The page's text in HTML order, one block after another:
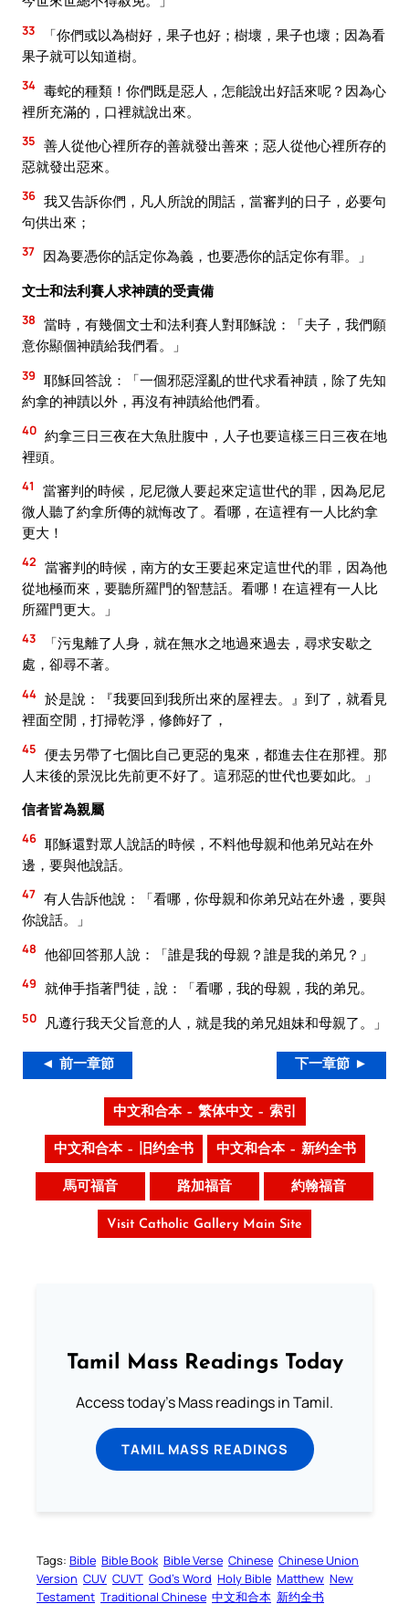
33
「你們或以為樹好，果子也好；樹壞，果子也壞；因為看
果子就可以知道樹。
34 毒蛇的種類！你們既是惡人，怎能說出好話來呢？因為心
裡所充滿的，口裡就說出來。
35 善人從他心裡所存的善就發出善來；惡人從他心裡所存的
惡就發出惡來。
36 我又告訴你們，凡人所說的閒話，當審判的日子，必要句
句供出來；
37 因為要憑你的話定你為義，也要憑你的話定你有罪。」
文士和法利賽人求神蹟的受責備
38 當時，有幾個文士和法利賽人對耶穌說：「夫子，我們願
意你顯個神蹟給我們看。」
39 耶穌回答說：「一個邪惡淫亂的世代求看神蹟，除了先知
約拿的神蹟以外，再沒有神蹟給他們看。
40 約拿三日三夜在大魚肚腹中，人子也要這樣三日三夜在地
裡頭。
41
當審判的時候，尼尼微人要起來定這世代的罪，因為尼尼
微人聽了約拿所傳的就悔改了。看哪，在這裡有一人比約拿
更大！
42 當審判的時候，南方的女王要起來定這世代的罪，因為他
從地極而來，要聽所羅門的智慧話。看哪！在這裡有一人比
所羅門更大。」
43
「污鬼離了人身，就在無水之地過來過去，尋求安歇之
處，卻尋不著。
44 於是說：『我要回到我所出來的屋裡去。』到了，就看見
裡面空閒，打掃乾淨，修飾好了，
45 便去另帶了七個比自己更惡的鬼來，都進去住在那裡。那
人末後的景況比先前更不好了。這邪惡的世代也要如此。」
信者皆為親屬
46 耶穌還對眾人說話的時候，不料他母親和他弟兄站在外
邊，要與他說話。
47 有人告訴他說：「看哪，你母親和你弟兄站在外邊，要與
你說話。」
48 他卻回答那人說：「誰是我的母親？誰是我的弟兄？」
49 就伸手指著門徒，說：「看哪，我的母親，我的弟兄。
50 凡遵行我天父旨意的人，就是我的弟兄姐妹和母親了。」
◄ 前一章節 下一章節 ►
中文和合本 – 繁体中文 – 索引
中文和合本 – 旧约全书 中文和合本 – 新约全书
馬可福音 路加福音 約翰福音
Visit Catholic Gallery Main Site
Tamil Mass Readings Today
Access today's Mass readings in Tamil.
TAMIL MASS READINGS
Tags: Bible Bible Book Bible Verse Chinese Chinese Union
Version CUV CUVT God’s Word Holy Bible Matthew New
Testament Traditional Chinese 中文和合本 新约全书